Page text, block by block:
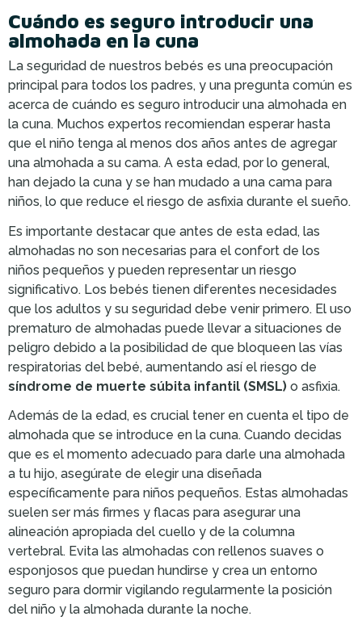
Cuándo es seguro introducir una
almohada en la cuna
La seguridad de nuestros bebés es una preocupación
principal para todos los padres, y una pregunta común es
acerca de cuándo es seguro introducir una almohada en
la cuna. Muchos expertos recomiendan esperar hasta
que el niño tenga al menos dos años antes de agregar
una almohada a su cama. A esta edad, por lo general,
han dejado la cuna y se han mudado a una cama para
niños, lo que reduce el riesgo de asfixia durante el sueño.
Es importante destacar que antes de esta edad, las
almohadas no son necesarias para el confort de los
niños pequeños y pueden representar un riesgo
significativo. Los bebés tienen diferentes necesidades
que los adultos y su seguridad debe venir primero. El uso
prematuro de almohadas puede llevar a situaciones de
peligro debido a la posibilidad de que bloqueen las vías
respiratorias del bebé, aumentando así el riesgo de
síndrome de muerte súbita infantil (SMSL) o asfixia.
Además de la edad, es crucial tener en cuenta el tipo de
almohada que se introduce en la cuna. Cuando decidas
que es el momento adecuado para darle una almohada
a tu hijo, asegúrate de elegir una diseñada
específicamente para niños pequeños. Estas almohadas
suelen ser más firmes y flacas para asegurar una
alineación apropiada del cuello y de la columna
vertebral. Evita las almohadas con rellenos suaves o
esponjosos que puedan hundirse y crea un entorno
seguro para dormir vigilando regularmente la posición
del niño y la almohada durante la noche.